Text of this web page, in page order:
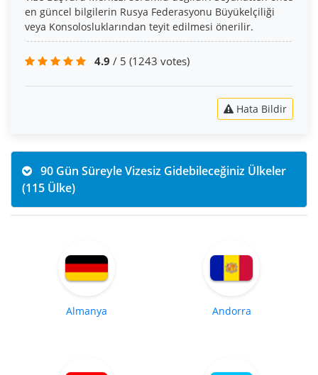
en güncel bilgilerin Rusya Federasyonu Büyükelçiliği
veya Konsolosluklarından teyit edilmesi önerilir.
4.9 / 5 (1243 votes)
Hata Bildir
(115 Ülke)
Almanya Andorra